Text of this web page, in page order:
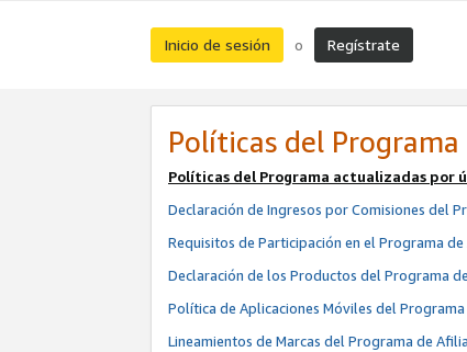
Inicio de sesión o Regístrate
Políticas del
Políticas del Programa actualizadas por
Declaración de Ingresos por Comisiones del
Requisitos de Participación en el Programa
Declaración de los Productos del Programa
Política de Aplicaciones Móviles del
Lineamientos de Marcas del Programa de